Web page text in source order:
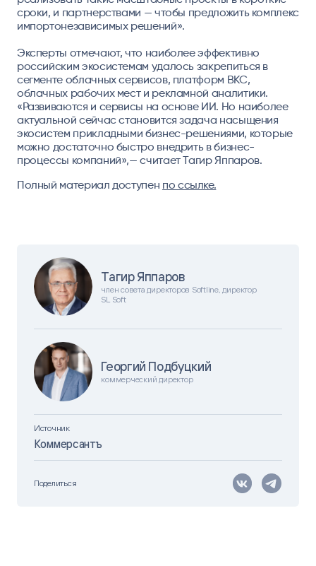
Тагир Яппаров
член совета директоров Softline, директор
SL Soft
Георгий Подбуцкий
коммерческий директор
Источник
Коммерсантъ
Поделиться
сроки, и партнерствами — чтобы предложить комплекс
импортонезависимых решений».
Эксперты отмечают, что наиболее эффективно
российским экосистемам удалось закрепиться в
сегменте облачных сервисов, платформ ВКС,
облачных рабочих мест и рекламной аналитики.
«Развиваются и сервисы на основе ИИ. Но наиболее
актуальной сейчас становится задача насыщения
экосистем прикладными бизнес-решениями, которые
можно достаточно быстро внедрить в бизнес-
процессы компаний»,— считает Тагир Яппаров.
Полный материал доступен по ссылке.